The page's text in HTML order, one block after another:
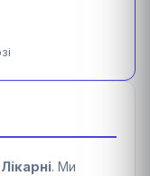
Лікарні. Ми